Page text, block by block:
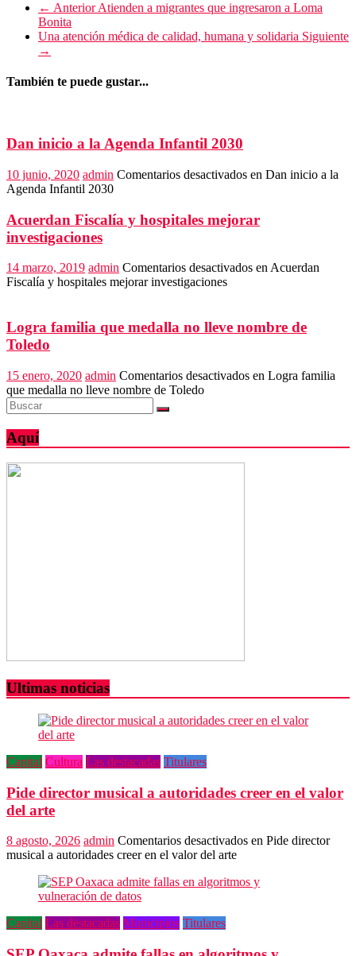
← AnteriorAtienden a migrantes que ingresaron a Loma
Bonita
Una atención médica de calidad, humana y solidaria Siguiente
→
También te puede gustar...
Dan inicio a la Agenda Infantil 2030
10 junio, 2020 admin Comentarios desactivados en Dan inicio a la
Agenda Infantil 2030
Acuerdan Fiscalía y hospitales mejorar
investigaciones
14 marzo, 2019 admin Comentarios desactivados en Acuerdan
Fiscalía y hospitales mejorar investigaciones
Logra familia que medalla no lleve nombre de
Toledo
15 enero, 2020 admin Comentarios desactivados en Logra familia
que medalla no lleve nombre de Toledo
Aquí
Ultimas noticias
Capital Cultura Las destacadas Titulares
Pide director musical a autoridades creer en el valor
del arte
8 agosto, 2026 admin Comentarios desactivados en Pide director
musical a autoridades creer en el valor del arte
Capital Las destacadas Municipios Titulares